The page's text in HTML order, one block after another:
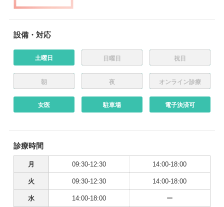
設備・対応
土曜日 日曜日 祝日
朝 夜 オンライン診療
女医 駐車場 電子決済可
診療時間
月 09:30-12:30 14:00-18:00
火 09:30-12:30 14:00-18:00
水 14:00-18:00 ー